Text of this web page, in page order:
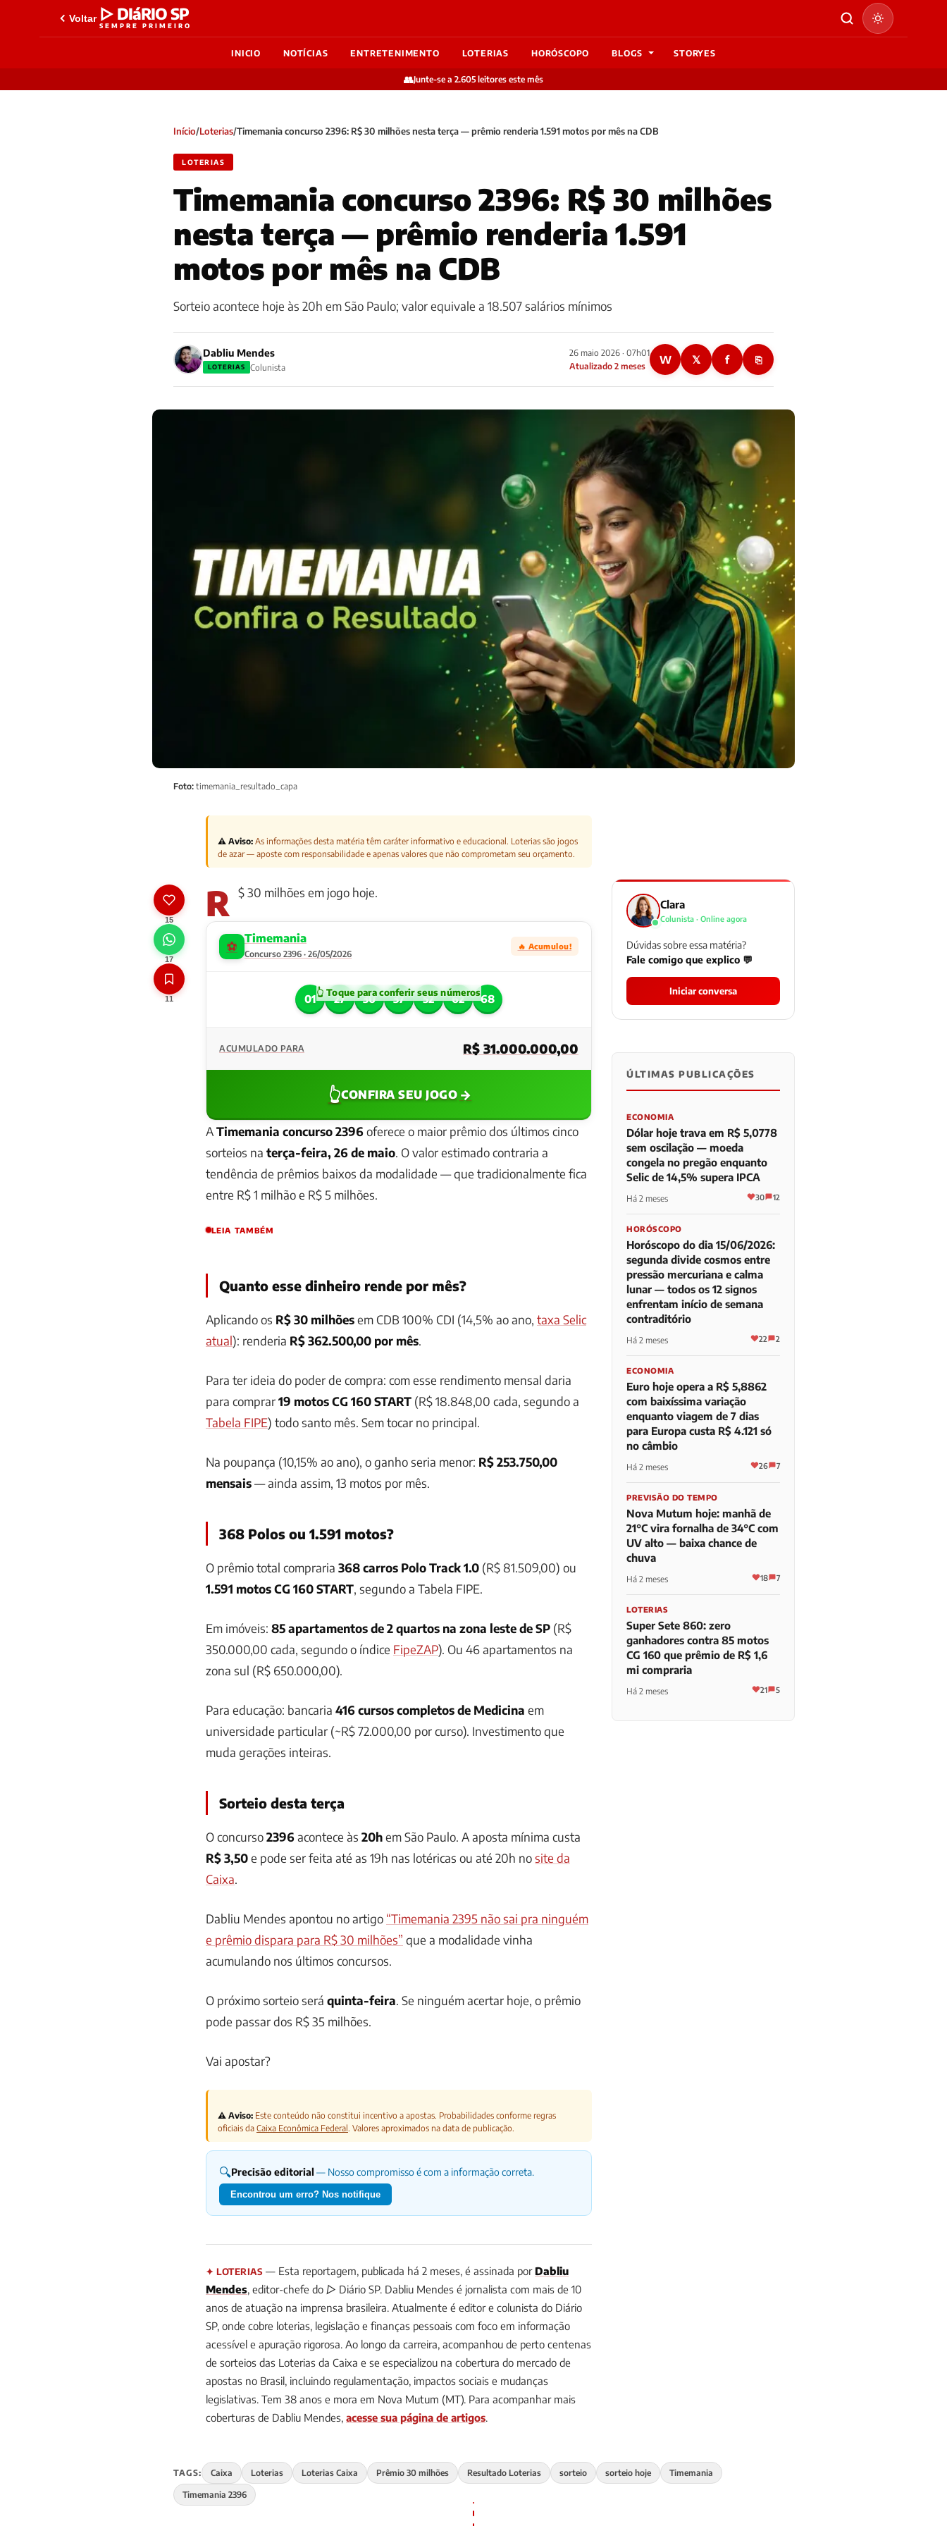
Voltar ▷ DIáRIO SP
SEMPRE PRIMEIRO
INICIO NOTÍCIAS ENTRETENIMENTO LOTERIAS HORÓSCOPO BLOGS STORYES
👥Junte-se a 2.605 leitores este mês
Início/Loterias/Timemania concurso 2396: R$ 30 milhões nesta terça — prêmio renderia 1.591 motos por mês na CDB
LOTERIAS
Timemania concurso 2396: R$ 30 milhões
nesta terça — prêmio renderia 1.591
motos por mês na CDB
Sorteio acontece hoje às 20h em São Paulo; valor equivale a 18.507 salários mínimos
Dabliu Mendes
LOTERIAS Colunista
26 maio 2026 · 07h01
Atualizado 2 meses
W 𝕏 f ⎘
Foto: timemania_resultado_capa
15
17
11
⚠️ Aviso: As informações desta matéria têm caráter informativo e educacional. Loterias são jogos
de azar — aposte com responsabilidade e apenas valores que não comprometam seu orçamento.
R $ 30 milhões em jogo hoje.
⚽ Timemania
Concurso 2396 · 26/05/2026
🔥 Acumulou!
01 27 30 37 52 62 68
ACUMULADO PARA R$ 31.000.000,00
👆CONFIRA SEU JOGO →
ATimemania concurso 2396oferece o maior prêmio dos últimos cinco
sorteios na terça-feira, 26 de maio. O valor estimado contraria a
tendência de prêmios baixos da modalidade — que tradicionalmente fica
entre R$ 1 milhão e R$ 5 milhões.
LEIA TAMBÉM
Quanto esse dinheiro rende por mês?
Aplicando os R$ 30 milhõesem CDB 100% CDI (14,5% ao ano, taxa Selic
atual): renderia R$ 362.500,00 por mês.
Para ter ideia do poder de compra: com esse rendimento mensal daria
para comprar19 motos CG 160 START (R$ 18.848,00 cada, segundo a
Tabela FIPE) todo santo mês. Sem tocar no principal.
Na poupança (10,15% ao ano), o ganho seria menor: R$ 253.750,00
mensais— ainda assim, 13 motos por mês.
368 Polos ou 1.591 motos?
O prêmio total compraria 368 carros Polo Track 1.0 (R$ 81.509,00) ou
1.591 motos CG 160 START, segundo a Tabela FIPE.
Em imóveis: 85 apartamentos de 2 quartos na zona leste de SP (R$
350.000,00 cada, segundo o índice FipeZAP). Ou 46 apartamentos na
zona sul (R$ 650.000,00).
Para educação: bancaria 416 cursos completos de Medicina em
universidade particular (~R$ 72.000,00 por curso). Investimento que
muda gerações inteiras.
Sorteio desta terça
O concurso2396acontece às 20hem São Paulo. A aposta mínima custa
R$ 3,50e pode ser feita até as 19h nas lotéricas ou até 20h nosite da
Caixa.
Dabliu Mendes apontou no artigo “Timemania 2395 não sai pra ninguém
e prêmio dispara para R$ 30 milhões” que a modalidade vinha
acumulando nos últimos concursos.
O próximo sorteio será quinta-feira. Se ninguém acertar hoje, o prêmio
pode passar dos R$ 35 milhões.
Vai apostar?
⚠️ Aviso: Este conteúdo não constitui incentivo a apostas. Probabilidades conforme regras
oficiais da Caixa Econômica Federal. Valores aproximados na data de publicação.
🔍Precisão editorial — Nosso compromisso é com a informação correta.
Encontrou um erro? Nos notifique
✦ LOTERIAS — Esta reportagem, publicada há 2 meses, é assinada por Dabliu
Mendes, editor-chefe do ▷ Diário SP. Dabliu Mendes é jornalista com mais de 10
anos de atuação na imprensa brasileira. Atualmente é editor e colunista do Diário
SP, onde cobre loterias, legislação e finanças pessoais com foco em informação
acessível e apuração rigorosa. Ao longo da carreira, acompanhou de perto centenas
de sorteios das Loterias da Caixa e se especializou na cobertura do mercado de
apostas no Brasil, incluindo regulamentação, impactos sociais e mudanças
legislativas. Tem 38 anos e mora em Nova Mutum (MT). Para acompanhar mais
coberturas de Dabliu Mendes, acesse sua página de artigos.
Clara
Colunista · Online agora
Dúvidas sobre essa matéria?
Fale comigo que explico 💬
Iniciar conversa
0 0 0
ÚLTIMAS PUBLICAÇÕES
ECONOMIA
Dólar hoje trava em R$ 5,0778
sem oscilação — moeda
congela no pregão enquanto
Selic de 14,5% supera IPCA
Há 2 meses 30 12
HORÓSCOPO
Horóscopo do dia 15/06/2026:
segunda divide cosmos entre
pressão mercuriana e calma
lunar — todos os 12 signos
enfrentam início de semana
contraditório
Há 2 meses 22 2
ECONOMIA
Euro hoje opera a R$ 5,8862
com baixíssima variação
enquanto viagem de 7 dias
para Europa custa R$ 4.121 só
no câmbio
Há 2 meses 26 7
PREVISÃO DO TEMPO
Nova Mutum hoje: manhã de
21°C vira fornalha de 34°C com
UV alto — baixa chance de
chuva
Há 2 meses 18 7
LOTERIAS
Super Sete 860: zero
ganhadores contra 85 motos
CG 160 que prêmio de R$ 1,6
mi compraria
Há 2 meses 21 5
TAGS: Caixa Loterias Loterias Caixa Prêmio 30 milhões Resultado Loterias sorteio sorteio hoje Timemania
Timemania 2396